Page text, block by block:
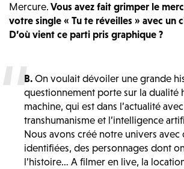
Mercure. Vous avez fait grimper le
votre single « Tu te réveilles » avec un
D’où vient ce parti pris graphique ?
B. On voulait dévoiler une grande
questionnement porte sur la dualité
machine, qui est dans l’actualité
transhumanisme et l’intelligence
Nous avons créé notre univers avec
identifiées, des personnages dont
l’histoire… A filmer en live, la